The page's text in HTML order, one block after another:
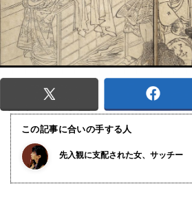
この記事に合いの手する人
先入観に支配された女、サッチー